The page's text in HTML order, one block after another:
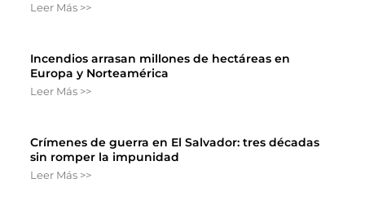
Leer Más >>
Incendios arrasan millones de hectáreas en
Europa y Norteamérica
Leer Más >>
Crímenes de guerra en El Salvador: tres décadas
sin romper la impunidad
Leer Más >>